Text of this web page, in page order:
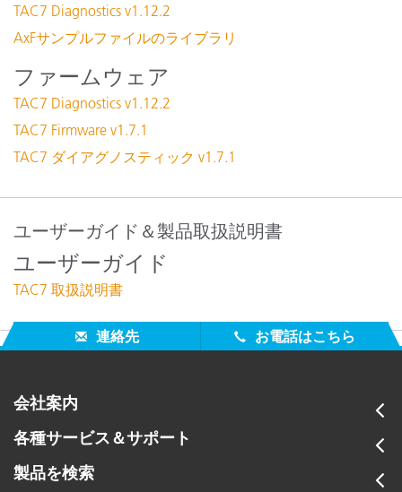
TAC7 Diagnostics v1.12.2
AxFサンプルファイルのライブラリ
ファームウェア
TAC7 Diagnostics v1.12.2
TAC7 Firmware v1.7.1
TAC7 ダイアグノスティック v1.7.1
ユーザーガイド＆製品取扱説明書
ユーザーガイド
TAC7 取扱説明書
連絡先 お電話はこちら
会社案内
各種サービス＆サポート
製品を検索